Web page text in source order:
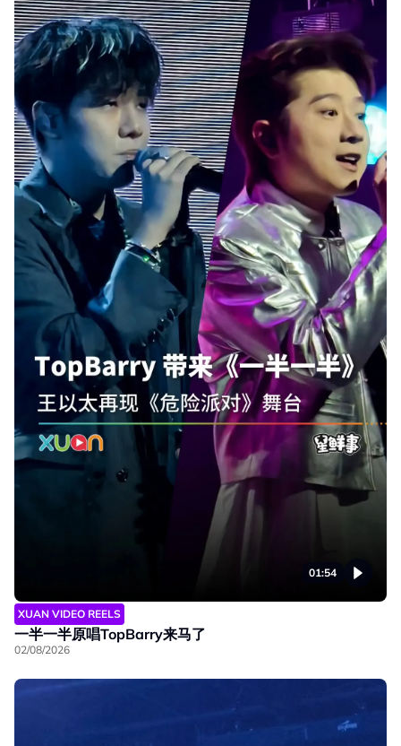
01:54
XUAN VIDEO REELS
一半一半原唱TopBarry来马了
02/08/2026